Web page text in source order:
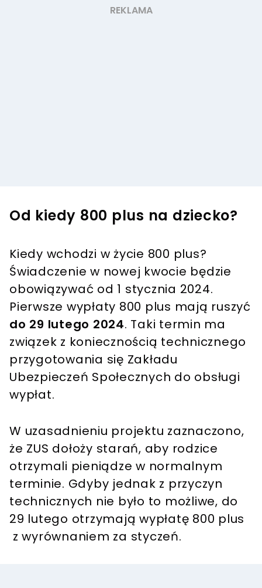
Od kiedy 800 plus na dziecko?
Kiedy wchodzi w życie 800 plus?
Świadczenie w nowej kwocie będzie
obowiązywać od 1 stycznia 2024.
Pierwsze wypłaty 800 plus mają ruszyć
do 29 lutego 2024. Taki termin ma
związek z koniecznością technicznego
przygotowania się Zakładu
Ubezpieczeń Społecznych do obsługi
wypłat.
W uzasadnieniu projektu zaznaczono,
że ZUS dołoży starań, aby rodzice
otrzymali pieniądze w normalnym
terminie. Gdyby jednak z przyczyn
technicznych nie było to możliwe, do
29 lutego otrzymają wypłatę 800 plus
z wyrównaniem za styczeń.